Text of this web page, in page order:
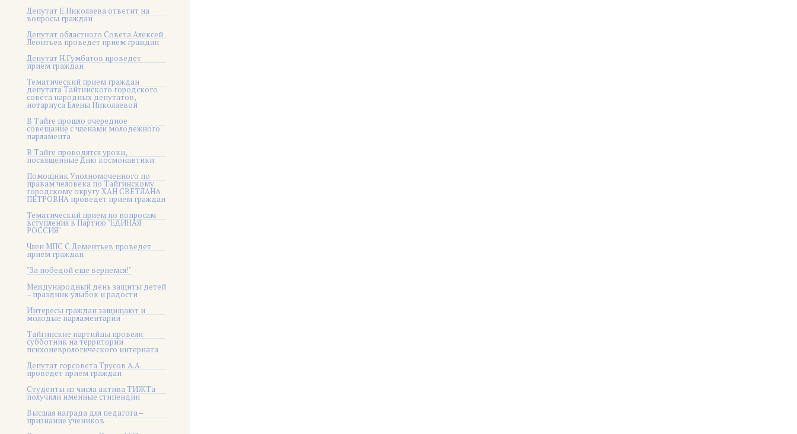
Депутат Е.Николаева ответит на
вопросы граждан
Депутат областного Совета Алексей
Леонтьев проведет прием граждан
Депутат Н.Гумбатов проведет
прием граждан
Тематический прием граждан
депутата Тайгинского городского
совета народных депутатов,
нотариуса Елены Николаевой
В Тайге прошло очередное
совещание с членами молодежного
парламента
В Тайге проводятся уроки,
посвященные Дню космонавтики
Помощник Уполномоченного по
правам человека по Тайгинскому
городскому округу ХАН СВЕТЛАНА
ПЕТРОВНА проведет прием граждан
Тематический прием по вопросам
вступления в Партию "ЕДИНАЯ
РОССИЯ"
Член МПС С.Дементьев проведет
прием граждан
"За победой еще вернемся!"
Международный день защиты детей
– праздник улыбок и радости
Интересы граждан защищают и
молодые парламентарии
Тайгинские партийцы провели
субботник на территории
психоневрологического интерната
Депутат горсовета Трусов А.А.
проведет прием граждан
Студенты из числа актива ТИЖТа
получили именные стипендии
Высшая награда для педагога –
признание учеников